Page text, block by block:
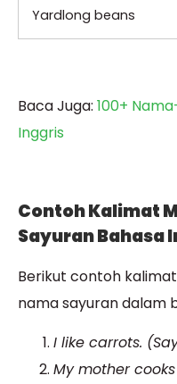
Yardlong beans
Baca Juga: 100+
Inggris
Contoh Kalimat
Sayuran Bahasa
Berikut contoh
nama sayuran dalam
I like carrots.
My mother